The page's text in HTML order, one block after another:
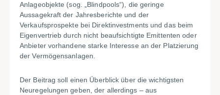
Anlageobjekte (sog. „Blindpools“), die geringe
Aussagekraft der Jahresberichte und der
Verkaufsprospekte bei Direktinvestments und das beim
Eigenvertrieb durch nicht beaufsichtigte Emittenten oder
Anbieter vorhandene starke Interesse an der Platzierung
der Vermögensanlagen.
Der Beitrag soll einen Überblick über die wichtigsten
Neuregelungen geben, der allerdings – aus